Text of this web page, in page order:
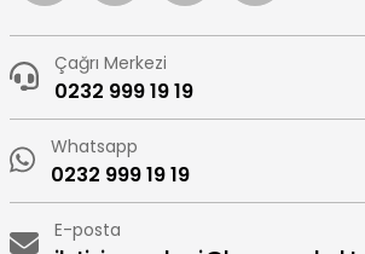
Çağrı Merkezi
0232 999 19 19
Whatsapp
0232 999 19 19
E-posta